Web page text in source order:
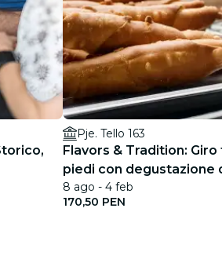
Pje. Tello 163
Flavors & Tradition:
piedi con degustazione
8 ago - 4 feb
170,50 PEN